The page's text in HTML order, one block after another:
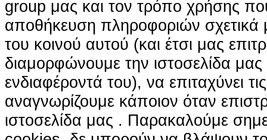
group μας και τον τρόπο χρήσης
αποθήκευση πληροφοριών σχετικά
του κοινού αυτού (και έτσι μας
διαμορφώνουμε την ιστοσελίδα
ενδιαφέροντά του), να επιταχύνει
αναγνωρίζουμε κάποιον όταν
ιστοσελίδα μας . Παρακαλούμε